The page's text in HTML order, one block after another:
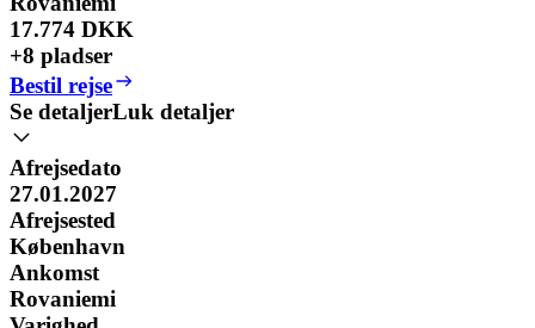
17.774 DKK
+8 pladser
Bestil rejse
Se detaljerLuk detaljer
Afrejsedato
27.01.2027
Afrejsested
København
Ankomst
Rovaniemi